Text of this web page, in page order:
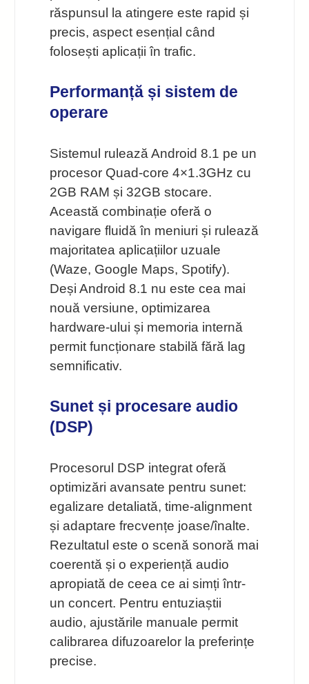
răspunsul la atingere este rapid și
precis, aspect esențial când
folosești aplicații în trafic.
Performanță și sistem de
operare
Sistemul rulează Android 8.1 pe un
procesor Quad-core 4×1.3GHz cu
2GB RAM și 32GB stocare.
Această combinație oferă o
navigare fluidă în meniuri și rulează
majoritatea aplicațiilor uzuale
(Waze, Google Maps, Spotify).
Deși Android 8.1 nu este cea mai
nouă versiune, optimizarea
hardware-ului și memoria internă
permit funcționare stabilă fără lag
semnificativ.
Sunet și procesare audio
(DSP)
Procesorul DSP integrat oferă
optimizări avansate pentru sunet:
egalizare detaliată, time-alignment
și adaptare frecvențe joase/înalte.
Rezultatul este o scenă sonoră mai
coerentă și o experiență audio
apropiată de ceea ce ai simți într-
un concert. Pentru entuziaștii
audio, ajustările manuale permit
calibrarea difuzoarelor la preferințe
precise.